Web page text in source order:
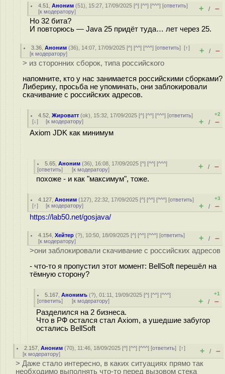
4.51 ,Аноним (51), 15:27, 17/09/2025 [^] [^^] [^^^] [ответить]
[к модератору] + / –
Но 32 бита?
И повторюсь — Java 25 придёт туда… лет через 25.
3.36 ,Аноним (36), 14:07, 17/09/2025 [^] [^^] [^^^] [ответить][↑]
[к модератору] + / –
> из сторонних сборок, типа российского
напомните, кто у нас занимается российскими сборками?
Либерику, просьба не упоминать, они заблокировали
скачивание с российских адресов.
4.52 ,Жироватт (ok), 15:32, 17/09/2025 [^] [^^] [^^^] [ответить]
[↓] [к модератору]
+2
+ / –
Axiom JDK как минимум
5.65 ,Аноним (36), 16:08, 17/09/2025 [^] [^^] [^^^]
[ответить] [к модератору] + / –
похоже - и как "максимум", тоже.
4.127 ,Аноним (127), 22:32, 17/09/2025 [^] [^^] [^^^] [ответить]
[↑] [к модератору]
+3
+ / –
https://lab50.net/gosjava/
4.154 ,Хейтер (?), 10:50, 18/09/2025 [^] [^^] [^^^] [ответить]
[к модератору] + / –
>они заблокировали скачивание с российских адресов
- что-то я пропустил этот момент: BellSoft перешёл на
тёмную сторону?
5.167 ,Анонимъ (?), 01:11, 19/09/2025 [^] [^^] [^^^]
[ответить] [к модератору]
+1
+ / –
Разделился на 2 бизнеса.
Что в РФ остался стал Axiom, а ушедшие забугор
остались BellSoft
2.157 ,Аноним (70), 11:46, 18/09/2025 [^] [^^] [^^^] [ответить][↑]
[к модератору] + / –
> Даже стало интересно, в каких ситуациях прямо так
необходимо выполнять что-то перед вызовом стека